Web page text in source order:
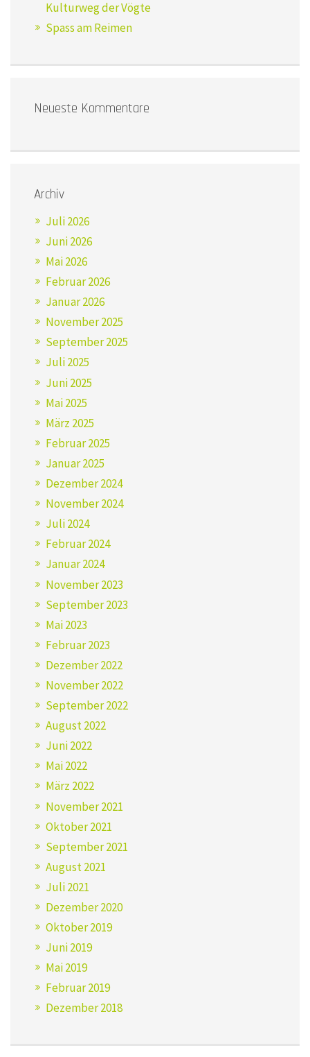
Kulturweg der Vögte
Spass am Reimen
Neueste Kommentare
Archiv
Juli 2026
Juni 2026
Mai 2026
Februar 2026
Januar 2026
November 2025
September 2025
Juli 2025
Juni 2025
Mai 2025
März 2025
Februar 2025
Januar 2025
Dezember 2024
November 2024
Juli 2024
Februar 2024
Januar 2024
November 2023
September 2023
Mai 2023
Februar 2023
Dezember 2022
November 2022
September 2022
August 2022
Juni 2022
Mai 2022
März 2022
November 2021
Oktober 2021
September 2021
August 2021
Juli 2021
Dezember 2020
Oktober 2019
Juni 2019
Mai 2019
Februar 2019
Dezember 2018